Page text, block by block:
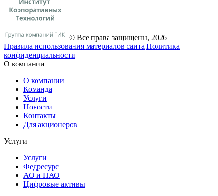
© Все права защищены, 2026
Правила использования материалов сайта Политика
конфиденциальности
О компании
О компании
Команда
Услуги
Новости
Контакты
Для акционеров
Услуги
Услуги
Федресурс
АО и ПАО
Цифровые активы